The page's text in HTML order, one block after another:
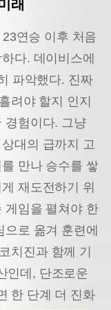
래
연승 이후 처음
다. 데이비스에
파악했다. 진짜
려야 할지 인지
경험이다. 그냥
대의 급까지 고
만나 승수를 쌓
재도전하기 위
게임을 펼쳐야 한
으로 옮겨 훈련에
치진과 함께 기
인데, 단조로운
한 단계 더 진화